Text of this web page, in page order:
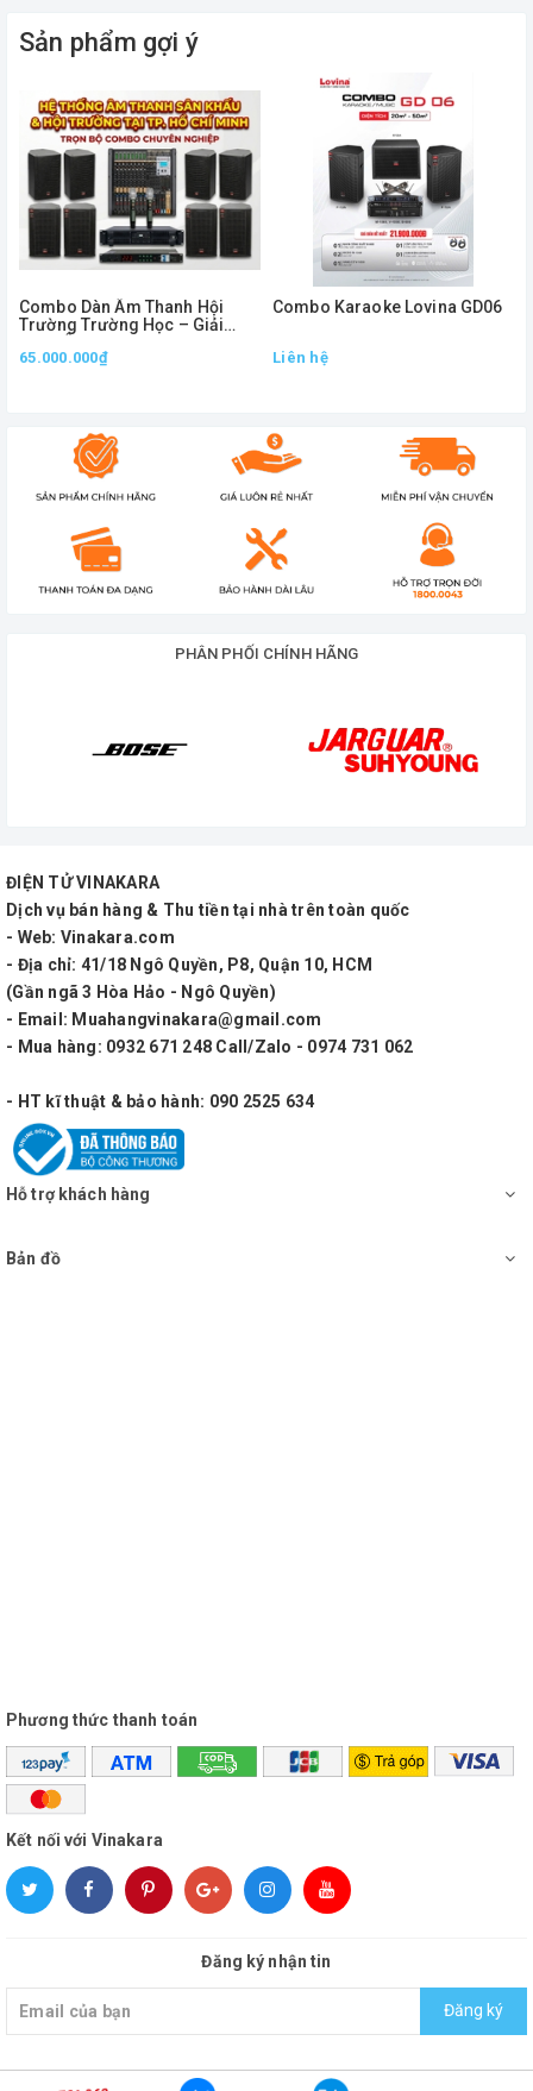
Sản phẩm gợi ý
Combo Dàn Âm Thanh Hội
Trường Trường Học – Giải
Nghiệp, Phủ Âm Mạnh Mẽ
65.000.000₫
Combo Karaoke Lovina GD06
Liên hệ
PHÂN PHỐI CHÍNH HÃNG
ĐIỆN TỬ VINAKARA
Dịch vụ bán hàng & Thu tiền tại nhà trên toàn quốc
- Web: Vinakara.com
- Địa chỉ: 41/18 Ngô Quyền, P8, Quận 10, HCM
(Gần ngã 3 Hòa Hảo - Ngô Quyền)
- Email: Muahangvinakara@gmail.com
- Mua hàng: 0932 671 248 Call/Zalo - 0974 731 062
- HT kĩ thuật & bảo hành: 090 2525 634
Hỗ trợ khách hàng
Bản đồ
Phương thức thanh toán
Kết nối với Vinakara
Đăng ký nhận tin
Đăng ký